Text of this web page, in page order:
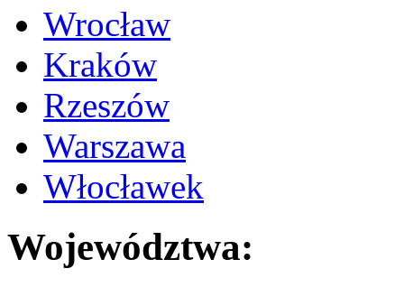
Wrocław
Kraków
Rzeszów
Warszawa
Włocławek
Województwa: